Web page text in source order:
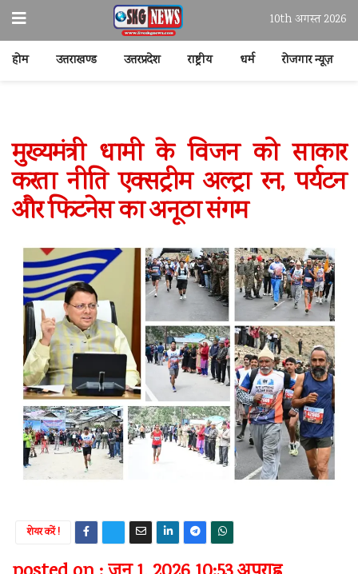
10th अगस्त 2026
होम उत्तराखण्ड उत्तरप्रदेश राष्ट्रीय धर्म रोजगार न्यूज़
मुख्यमंत्री धामी के विजन को साकार
करता नीति एक्सट्रीम अल्ट्रा रन, पर्यटन
और फिटनेस का अनूठा संगम
शेयर करें !